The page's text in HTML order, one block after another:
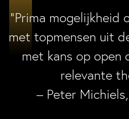
“Prima mogelijkheid
met topmensen uit
met kans op open
relevante
– Peter